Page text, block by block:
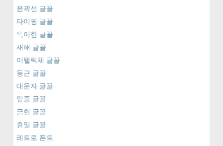
윤곽선 글꼴
타이핑 글꼴
특이한 글꼴
새해 글꼴
이탤릭체 글꼴
둥근 글꼴
대문자 글꼴
밑줄 글꼴
긁힌 글꼴
휴일 글꼴
레트로 폰트